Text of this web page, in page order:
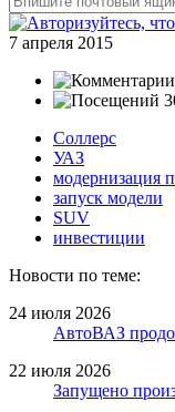
7 апреля 2015
Соллерс
УАЗ
модернизация
запуск модели
SUV
инвестиции
Новости по теме:
24 июля 2026
АвтоВАЗ
22 июля 2026
Запущено